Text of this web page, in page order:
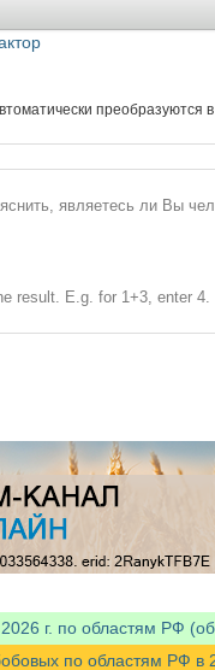
преобразуются
являетесь ли Вы
result. E.g. for 1+3, enter 4.
г. по областям РФ
по областям РФ в